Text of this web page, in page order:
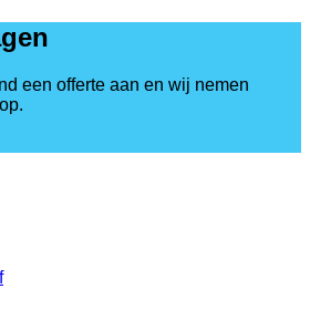
een offerte aan en wij nemen